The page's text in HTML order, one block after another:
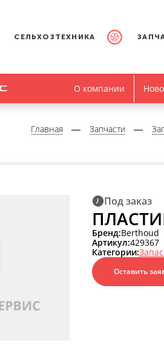
СЕЛЬХОЗТЕХНИКА
О компании
Главная Запчасти
Под заказ
Бренд:Berthoud
Артикул:429367
Категории:
Оставить